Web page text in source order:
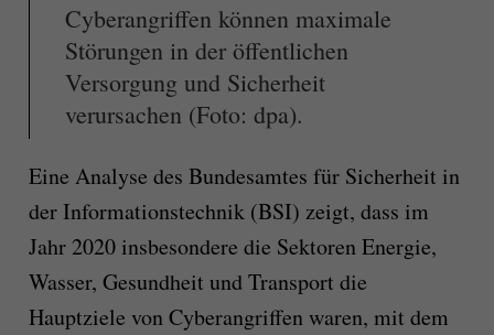
Cyberangriffen können maximale
Störungen in der öffentlichen
Versorgung und Sicherheit
verursachen (Foto: dpa).
Eine Analyse des Bundesamtes für Sicherheit in
der Informationstechnik (BSI) zeigt, dass im
Jahr 2020 insbesondere die Sektoren Energie,
Wasser, Gesundheit und Transport die
Hauptziele von Cyberangriffen waren, mit dem